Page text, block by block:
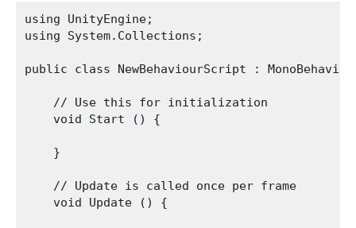
using UnityEngine;
using System.Collections;
public class NewBehaviourScript :
    // Use this for initialization
    void Start () {
    }
    // Update is called once per frame
    void Update () {